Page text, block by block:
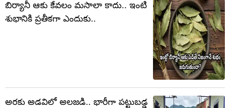
బిర్యానీ ఆకు కేవలం మసాలా కాదు.. ఇంటి
శుభానికి ప్రతీకగా ఎందుకు..
అరకు అడవిలో అలజడి.. భారీగా పట్టుబడ్డ